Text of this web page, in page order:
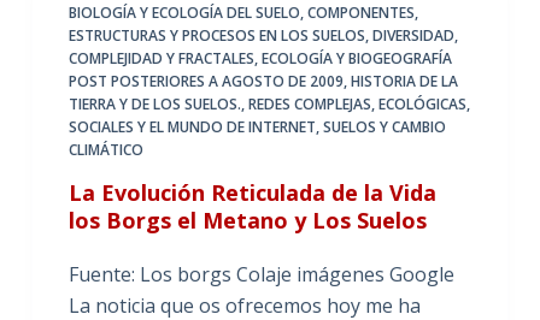
BIOLOGÍA Y ECOLOGÍA DEL SUELO,COMPONENTES,
ESTRUCTURAS Y PROCESOS EN LOS SUELOS,DIVERSIDAD,
COMPLEJIDAD Y FRACTALES,ECOLOGÍA Y BIOGEOGRAFÍA
POST POSTERIORES A AGOSTO DE 2009,HISTORIA DE LA
TIERRA Y DE LOS SUELOS.,REDES COMPLEJAS, ECOLÓGICAS,
SOCIALES Y EL MUNDO DE INTERNET,SUELOS Y CAMBIO
CLIMÁTICO
La Evolución Reticulada de la Vida
los Borgs el Metano y Los Suelos
Fuente: Los borgs Colaje imágenes Google
La noticia que os ofrecemos hoy me ha